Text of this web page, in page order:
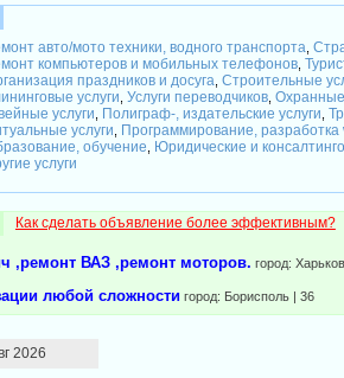
авто/мото техники, водного транспорта
компьютеров и мобильных телефонов,
праздников и досуга Строительные
услуги Услуги переводчиков, Охранные
услуги
Полиграф-, издательские услуги
услуги
Программирование, разработка
обучение
Юридические и
услуги
Как сделать объявление более эффективным?
,ремонт ВАЗ ,ремонт моторов. город:
любой сложности город: Борисполь | 36
2026